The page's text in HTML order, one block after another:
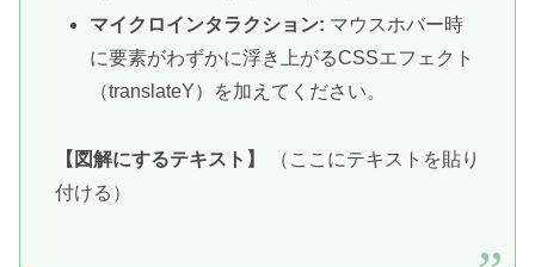
マイクロインタラクション: マウスホバー時
に要素がわずかに浮き上がるCSSエフェクト
（translateY）を加えてください。
【図解にするテキスト】
（ここにテキストを貼り
付ける）